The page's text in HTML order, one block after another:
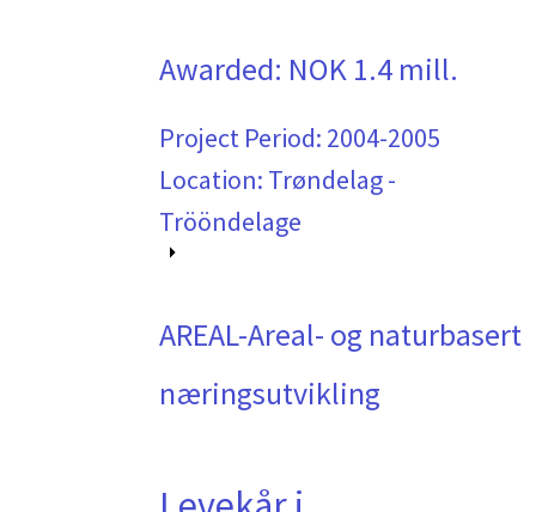
Awarded: NOK 1.4 mill.
Project Period: 2004-2005
Location: Trøndelag -
Trööndelage
AREAL-Areal- og naturbasert
næringsutvikling